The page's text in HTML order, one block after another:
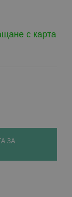
с карта
ЗА